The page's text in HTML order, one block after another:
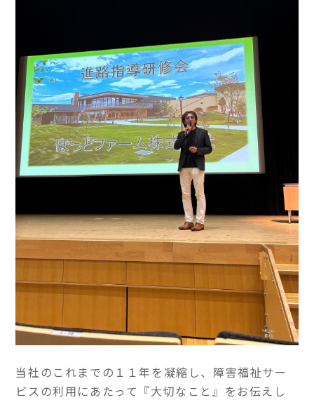
当社のこれまでの１１年を凝縮し、障害福祉サー
ビスの利用にあたって『大切なこと』をお伝えし